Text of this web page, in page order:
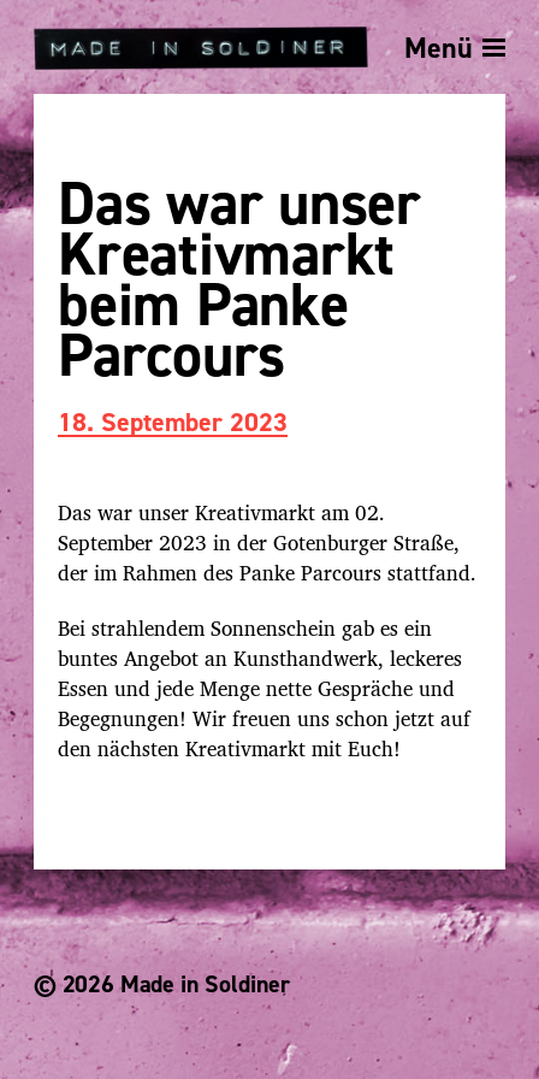
Menü
Das war unser
Kreativmarkt
beim Panke
Parcours
B
e
r
a
g
s
d
a
t
u
m
18. September 2023
Das war unser Kreativmarkt am 02.
September 2023 in der Gotenburger Straße,
der im Rahmen des Panke Parcours stattfand.
Bei strahlendem Sonnenschein gab es ein
buntes Angebot an Kunsthandwerk, leckeres
Essen und jede Menge nette Gespräche und
Begegnungen! Wir freuen uns schon jetzt auf
den nächsten Kreativmarkt mit Euch!
© 2026 Made in Soldiner